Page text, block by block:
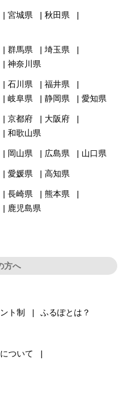
宮城県
秋田県
群馬県
埼玉県
神奈川県
石川県
福井県
岐阜県 静岡県 愛知県
京都府
大阪府
和歌山県
岡山県 広島県 山口県
愛媛県 高知県
長崎県
熊本県
鹿児島県
方へ
ト制 ふるぽとは？
ついて